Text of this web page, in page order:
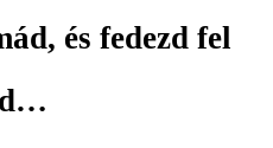
és fedezd fel